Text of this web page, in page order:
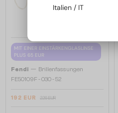
MIT EINER EINSTÄRKENGLASLINSE
PLUS 65 EUR
Fendi — Brillenfassungen
FE50109F - 030 - 52
192 EUR 226 EUR
Italien / IT